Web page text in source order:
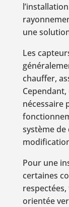
une
Les
chauffer,
nécessaire
système
Pour une
certaines
orientée